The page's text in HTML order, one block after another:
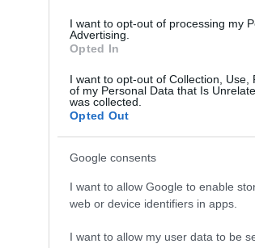
I want to opt-out of processing my
Advertising.
Opted In
I want to opt-out of Collection,
of my Personal Data that Is
was collected.
Opted Out
Google consents
I want to allow Google to enable
web or device identifiers in apps.
I want to allow my user data to be